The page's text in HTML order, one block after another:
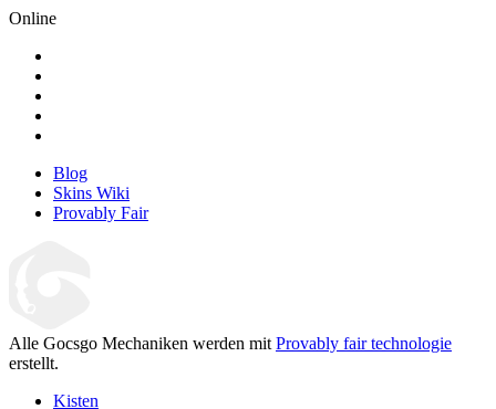
Online
Blog
Skins Wiki
Provably Fair
Alle Gocsgo Mechaniken werden mit Provably fair technologie
erstellt.
Kisten